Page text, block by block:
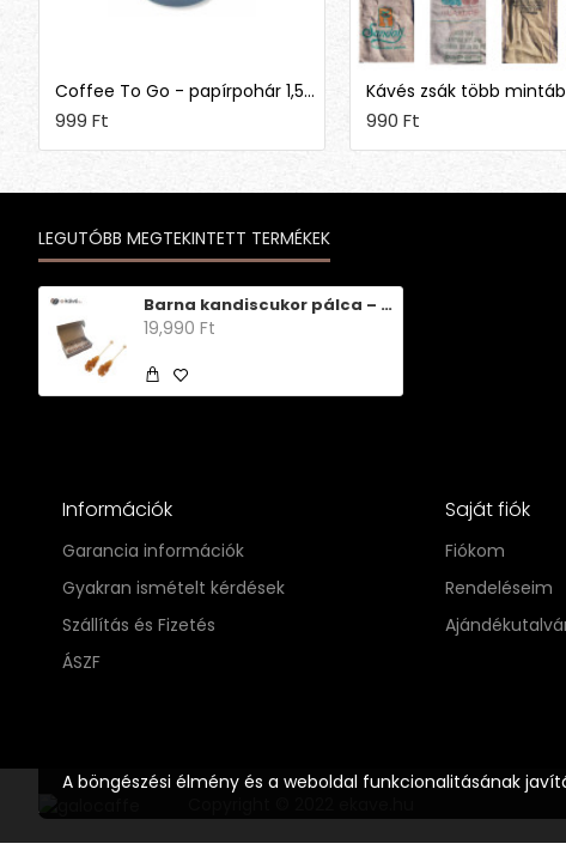
Coffee To Go - papírpohár 1,5 dl (50 db)
999 Ft
Kávés zsák több
990 Ft
LEGUTÓBB MEGTEKINTETT TERMÉKEK
Barna kandiscukor pálca – lédig – rövid – 100 db/csomag
19,990 Ft
Információk
Garancia információk
Gyakran ismételt kérdések
Szállítás és Fizetés
ÁSZF
Saját fiók
Fiókom
Rendeléseim
A böngészési élmény és a weboldal funkcionalitásának